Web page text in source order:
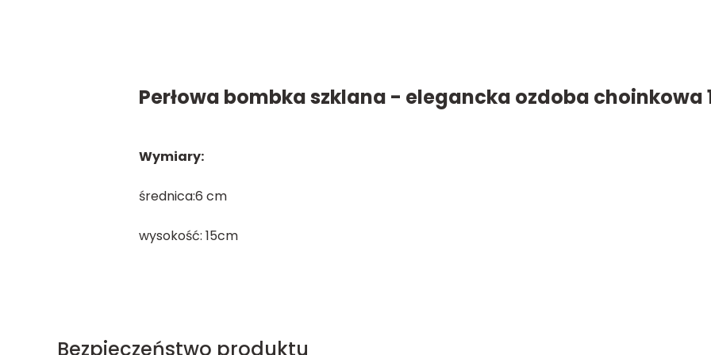
Perłowa bombka szklana - elegancka ozdoba choinkowa
Wymiary:
średnica:6 cm
wysokość: 15cm
Bezpieczeństwo produktu